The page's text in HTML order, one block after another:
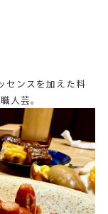
センスを加えた料
人芸。